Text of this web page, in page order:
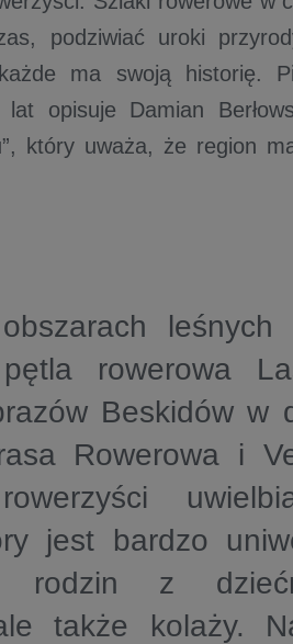
podziwiać uroki
ma swoją historię.
opisuje Damian
który uważa, że region
rowerowa
Beskidów w
Rowerowa i
jest bardzo
rodzin z
także kolaży.